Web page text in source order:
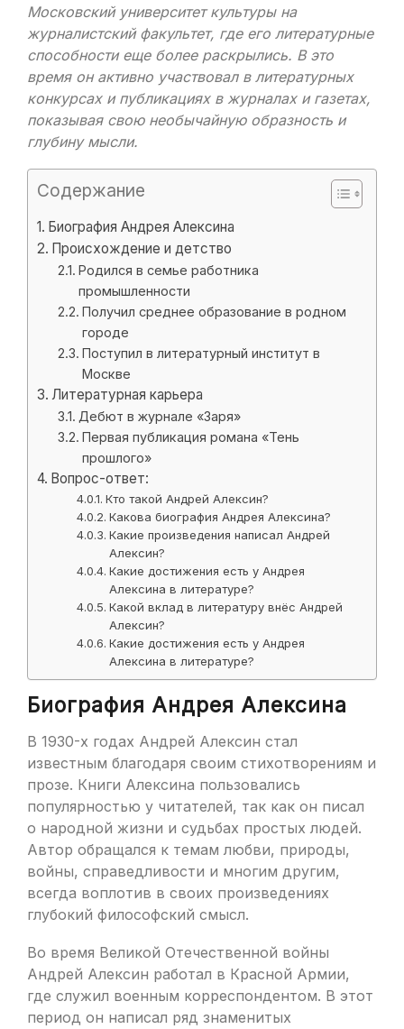
Московский университет культуры на
журналистский факультет, где его литературные
способности еще более раскрылись. В это
время он активно участвовал в литературных
конкурсах и публикациях в журналах и газетах,
показывая свою необычайную образность и
глубину мысли.
Содержание
Биография Андрея Алексина
Происхождение и детство
Родился в семье работника
промышленности
Получил среднее образование в родном
городе
Поступил в литературный институт в
Москве
Литературная карьера
Дебют в журнале «Заря»
Первая публикация романа «Тень
прошлого»
Вопрос-ответ:
Кто такой Андрей Алексин?
Какова биография Андрея Алексина?
Какие произведения написал Андрей
Алексин?
Какие достижения есть у Андрея
Алексина в литературе?
Какой вклад в литературу внёс Андрей
Алексин?
Какие достижения есть у Андрея
Алексина в литературе?
Биография Андрея Алексина
В 1930-х годах Андрей Алексин стал
известным благодаря своим стихотворениям и
прозе. Книги Алексина пользовались
популярностью у читателей, так как он писал
о народной жизни и судьбах простых людей.
Автор обращался к темам любви, природы,
войны, справедливости и многим другим,
всегда воплотив в своих произведениях
глубокий философский смысл.
Во время Великой Отечественной войны
Андрей Алексин работал в Красной Армии,
где служил военным корреспондентом. В этот
период он написал ряд знаменитых